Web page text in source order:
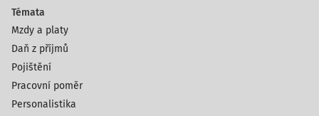
Témata
Mzdy a platy
Daň z příjmů
Pojištění
Pracovní poměr
Personalistika